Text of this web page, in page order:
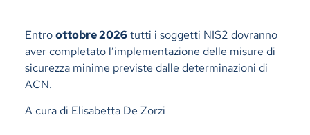
Entroottobre 2026tutti i soggetti NIS2 dovranno
aver completato l’implementazione delle misure di
sicurezza minime previste dalle determinazioni di
ACN.
A cura di Elisabetta De Zorzi